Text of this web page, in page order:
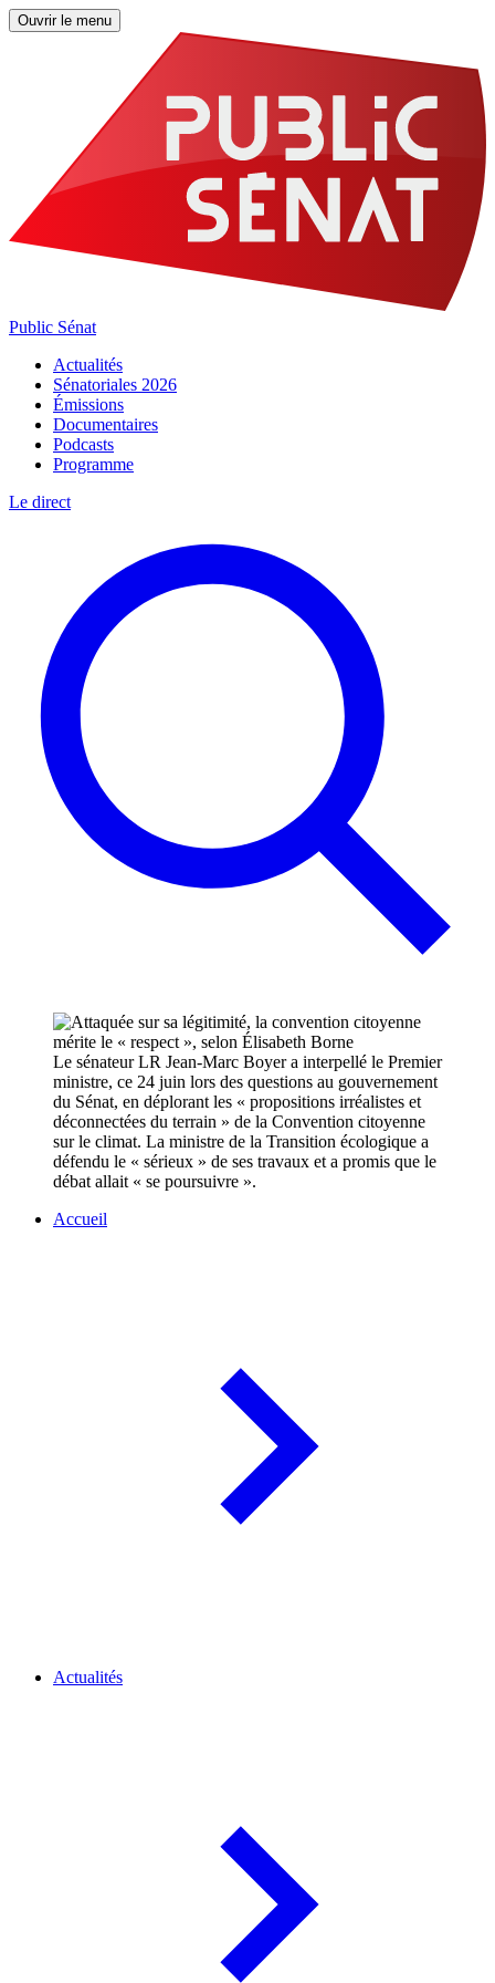
Ouvrir le menu
Public Sénat
Actualités
Sénatoriales 2026
Émissions
Documentaires
Podcasts
Programme
Le direct
Le sénateur LR Jean-Marc Boyer a interpellé le Premier
ministre, ce 24 juin lors des questions au gouvernement
du Sénat, en déplorant les « propositions irréalistes et
déconnectées du terrain » de la Convention citoyenne
sur le climat. La ministre de la Transition écologique a
défendu le « sérieux » de ses travaux et a promis que le
débat allait « se poursuivre ».
Accueil
Actualités